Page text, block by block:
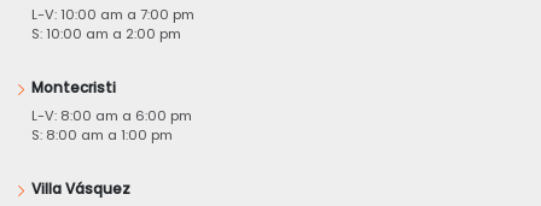
L-V: 10:00 am a 7:00 pm
S: 10:00 am a 2:00 pm
Montecristi
L-V: 8:00 am a 6:00 pm
S: 8:00 am a 1:00 pm
Villa Vásquez